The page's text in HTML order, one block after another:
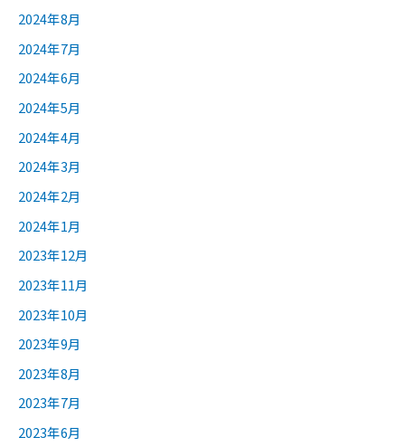
2024年8月
2024年7月
2024年6月
2024年5月
2024年4月
2024年3月
2024年2月
2024年1月
2023年12月
2023年11月
2023年10月
2023年9月
2023年8月
2023年7月
2023年6月